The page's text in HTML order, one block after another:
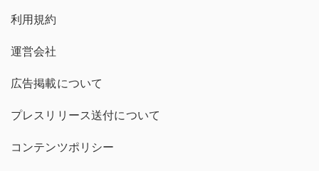
利用規約
運営会社
広告掲載について
プレスリリース送付について
コンテンツポリシー